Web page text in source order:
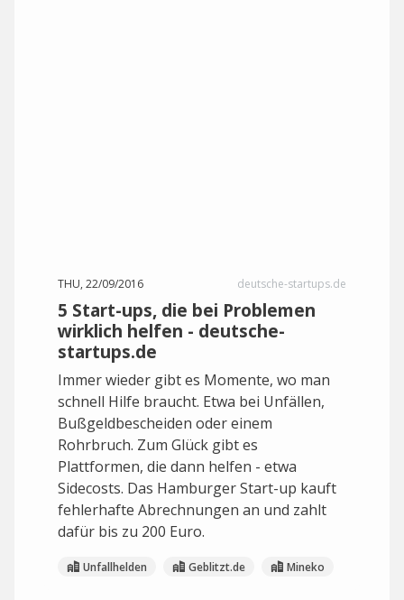
THU, 22/09/2016 deutsche-startups.de
5 Start-ups, die bei Problemen
wirklich helfen - deutsche-
startups.de
Immer wieder gibt es Momente, wo man
schnell Hilfe braucht. Etwa bei Unfällen,
Bußgeldbescheiden oder einem
Rohrbruch. Zum Glück gibt es
Plattformen, die dann helfen - etwa
Sidecosts. Das Hamburger Start-up kauft
fehlerhafte Abrechnungen an und zahlt
dafür bis zu 200 Euro.
Unfallhelden Geblitzt.de Mineko